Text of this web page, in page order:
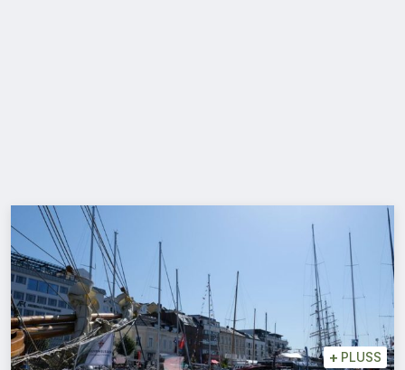
Bærekraft
Digitalisering
Eiendom
Øvrige + PLUSS